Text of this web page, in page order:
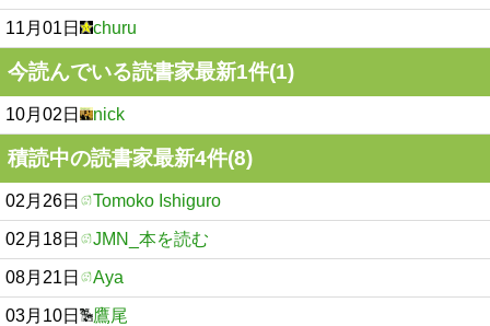
11月01日 churu
今読んでいる読書家最新1件(1)
10月02日 nick
積読中の読書家最新4件(8)
02月26日 Tomoko Ishiguro
02月18日 JMN_本を読む
08月21日 Aya
03月10日 鷹尾